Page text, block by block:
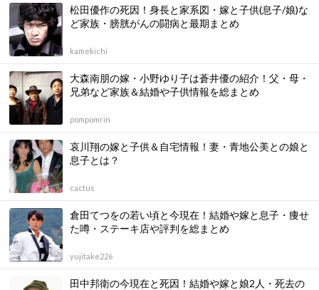
松田優作の死因！身長と家系図・嫁と子供(息子/娘)な
ど家族・膀胱がんの闘病と最期まとめ
kamekichi
大森南朋の嫁・小野ゆり子は蒼井優の紹介！父・母・
兄弟など家族＆結婚や子供情報を総まとめ
pompomrin
哀川翔の嫁と子供＆自宅情報！妻・青地公美との娘と
息子とは？
cactus
倉田てつをの若い頃と今現在！結婚や嫁と息子・痩せ
た噂・ステーキ店や評判を総まとめ
yujitake226
田中邦衛の今現在と死因！結婚や嫁と娘2人・死去の